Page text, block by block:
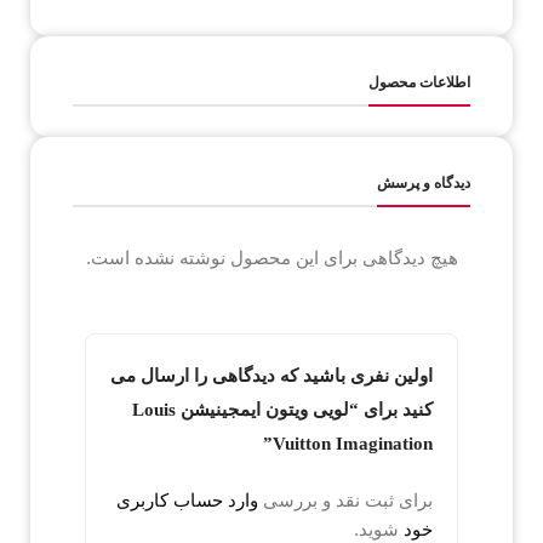
اطلاعات محصول
دیدگاه و پرسش
هیچ دیدگاهی برای این محصول نوشته نشده است.
اولین نفری باشید که دیدگاهی را ارسال می
کنید برای “لویی ویتون ایمجینیشن Louis
Vuitton Imagination”
برای ثبت نقد و بررسی وارد حساب کاربری
خود شوید.